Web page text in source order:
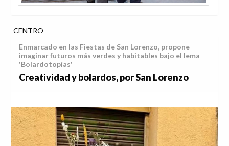
CENTRO
Enmarcado en las Fiestas de San Lorenzo, propone
imaginar futuros más verdes y habitables bajo el lema
'Bolardotopías'
Creatividad y bolardos, por San Lorenzo
Anterior